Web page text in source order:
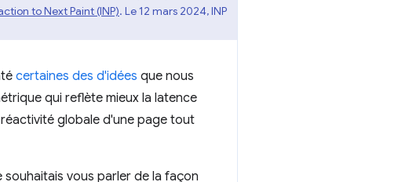
to Next Paint (INP). Le 12 mars 2024, INP
certaines des d'idées que nous
qui reflète mieux la latence
globale d'une page tout
vous parler de la façon